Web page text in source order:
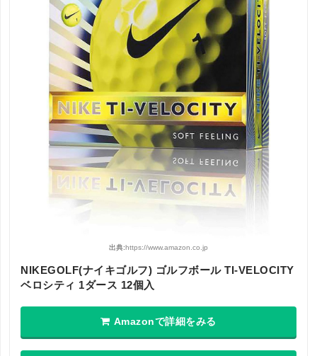
出典:https://www.amazon.co.jp
NIKEGOLF(ナイキゴルフ) ゴルフボール TI-VELOCITY
ベロシティ 1ダース 12個入
Amazonで詳細をみる